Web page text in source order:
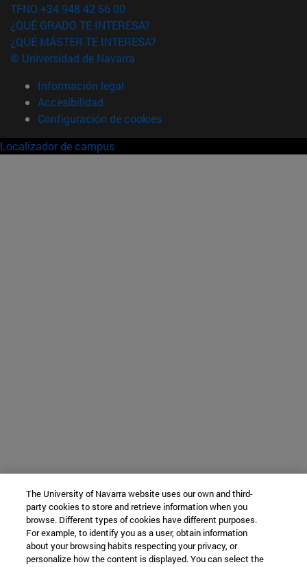
TFNO +34 948 42 56 00
¿QUÉ GRADO TE INTERESA?
¿QUÉ MÁSTER TE INTERESA?
© Universidad de Navarra
Información legal
Accesibilidad
Configuración de cookies
Localizador de campus
The University of Navarra website uses our own and third-
party cookies to store and retrieve information when you
browse. Different types of cookies have different purposes.
For example, to identify you as a user, obtain information
about your browsing habits respecting your privacy, or
personalize how the content is displayed. You can select the